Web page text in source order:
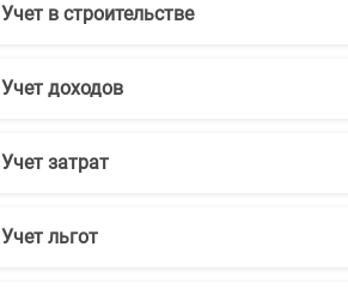
Учет в строительстве
Учет доходов
Учет затрат
Учет льгот